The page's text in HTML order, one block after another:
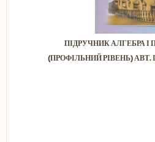
ПІДРУЧНИК АЛГЕБРА І
(ПРОФІЛЬНИЙ РІВЕНЬ) АВТ.